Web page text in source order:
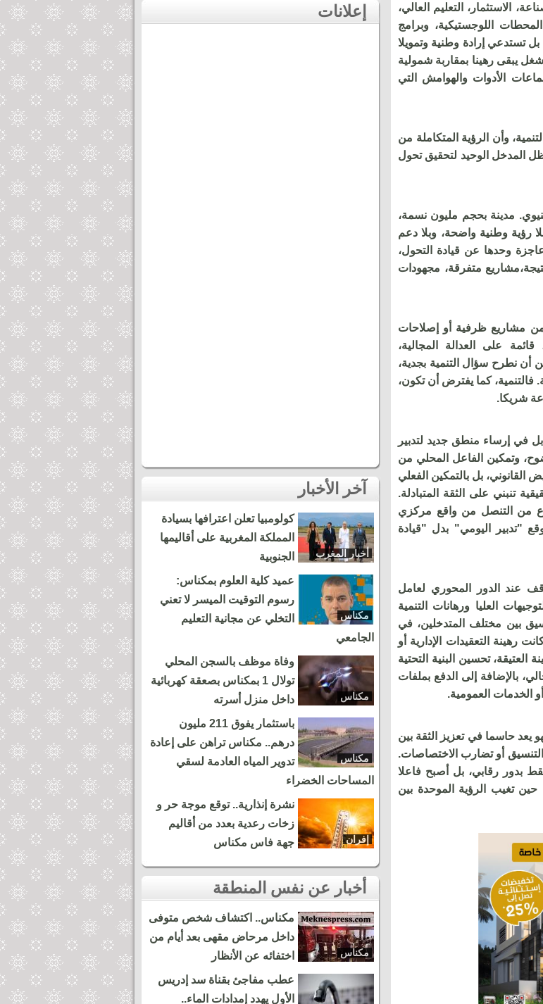
الاستثمار، التعليم العالي،
اللوجستيكية، وبرامج
تستدعي إرادة وطنية وتمويلا
يبقى رهينا بمقاربة شمولية
الأدوات والهوامش التي
وأن الرؤية المتكاملة من
المدخل الوحيد لتحقيق تحول
مدينة بحجم مليون نسمة،
رؤية وطنية واضحة، وبلا دعم
وحدها عن قيادة التحول،
متفرقة، مجهودات
من مشاريع ظرفية أو إصلاحات
على العدالة المجالية،
أن نطرح سؤال التنمية بجدية،
كما يفترض أن تكون،
شريكا.
في إرساء منطق جديد لتدبير
وتمكين الفاعل المحلي من
القانوني، بل بالتمكين الفعلي
تنبني على الثقة المتبادلة.
من التنصل من واقع مركزي
"تدبير اليومي" بدل "قيادة
عند الدور المحوري لعامل
العليا ورهانات التنمية
بين مختلف المتدخلين، في
رهينة التعقيدات الإدارية أو
العتيقة، تحسين البنية التحتية
بالإضافة إلى الدفع بملفات
الخدمات العمومية.
يعد حاسما في تعزيز الثقة بين
أو تضارب الاختصاصات.
بدور رقابي، بل أصبح فاعلا
حين تغيب الرؤية الموحدة بين
أخبار المغرب
كولومبيا تعلن اعترافها بسيادة
المملكة المغربية على أقاليمها
الجنوبية
مكناس
عميد كلية العلوم بمكناس:
رسوم التوقيت الميسر لا تعني
التخلي عن مجانية التعليم
الجامعي
مكناس
وفاة موظف بالسجن المحلي
تولال 1 بمكناس بصعقة كهربائية
داخل منزل أسرته
مكناس
باستثمار يفوق 211 مليون
درهم.. مكناس تراهن على إعادة
تدوير المياه العادمة لسقي
المساحات الخضراء
إفران
نشرة إنذارية.. توقع موجة حر و
زخات رعدية بعدد من أقاليم
جهة فاس مكناس
مكناس
مكناس.. اكتشاف شخص متوفى
داخل مرحاض مقهى بعد أيام من
اختفائه عن الأنظار
عطب مفاجئ بقناة سد إدريس
الأول يهدد إمدادات الماء..